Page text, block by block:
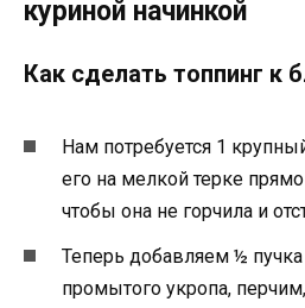
куриной начинкой
Как сделать топпинг к
Нам потребуется 1
его на мелкой терке
чтобы она не горчила и
Теперь добавляем ½
промытого укропа,